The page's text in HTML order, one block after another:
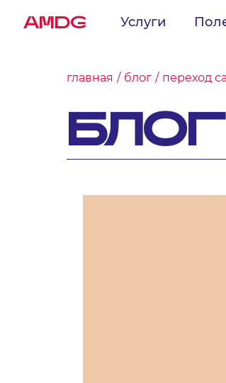
AMDG Услуги
главная блог переход
БЛОГ